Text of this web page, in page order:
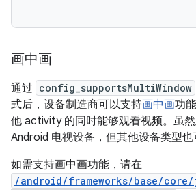
画中画
通过 config_supportsMultiWindow
式后，设备制造商可以支持画中画功
他 activity 的同时能够观看视频。虽
Android 电视设备，但其他设备类型也
如需支持画中画功能，请在
/android/frameworks/base/